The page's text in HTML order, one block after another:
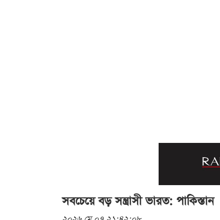
সবচেয়ে বড় সন্ত্রাসী ভারত: পাকিস্তান